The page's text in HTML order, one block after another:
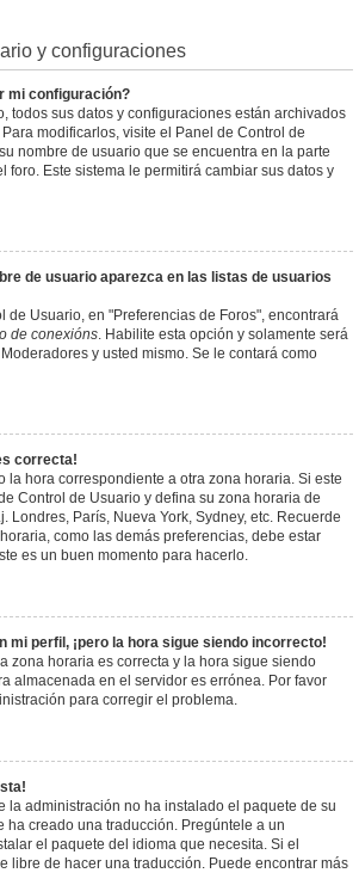
y configuraciones
mi configuración?
todos sus datos y configuraciones están archivados
modificarlos, visite el Panel de Control de
nombre de usuario que se encuentra en la parte
foro. Este sistema le permitirá cambiar sus datos y
de usuario aparezca en las listas de usuarios
de Usuario, en "Preferencias de Foros", encontrará
de conexións. Habilite esta opción y solamente será
y usted mismo. Se le contará como
correcta!
la hora correspondiente a otra zona horaria. Si este
Control de Usuario y defina su zona horaria de
Londres, París, Nueva York, Sydney, etc. Recuerde
como las demás preferencias, debe estar
es un buen momento para hacerlo.
mi perfil, ¡pero la hora sigue siendo incorrecto!
zona horaria es correcta y la hora sigue siendo
almacenada en el servidor es errónea. Por favor
para corregir el problema.
la administración no ha instalado el paquete de su
ha creado una traducción. Pregúntele a un
el paquete del idioma que necesita. Si el
libre de hacer una traducción. Puede encontrar más